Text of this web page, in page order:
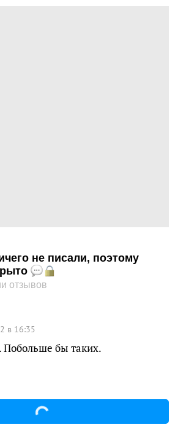
не писали, поэтому
отзывов
в 16:35
Побольше бы таких.